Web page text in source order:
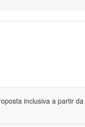
inclusiva a partir